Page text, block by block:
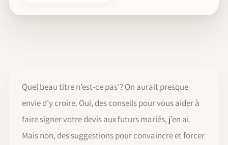
Quel beau titre n’est-ce pas’? On aurait presque
envie d’y croire. Oui, des conseils pour vous aider à
faire signer votre devis aux futurs mariés, j’en ai.
Mais non, des suggestions pour convaincre et forcer